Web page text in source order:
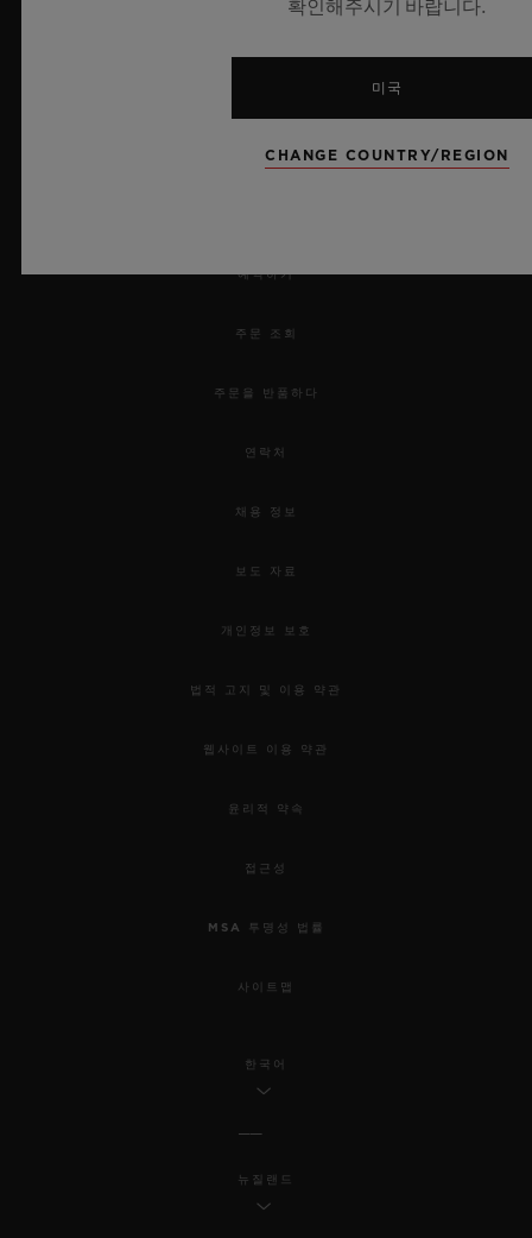
뉴스레터
예약하기
주문 조회
주문을 반품하다
연락처
채용 정보
보도 자료
개인정보 보호
법적 고지 및 이용 약관
웹사이트 이용 약관
윤리적 약속
접근성
MSA 투명성 법률
사이트맵
한국어
뉴질랜드
확인해주시기 바랍니다.
미국
CHANGE COUNTRY/REGION